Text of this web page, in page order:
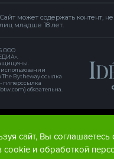
Сайт может содержать контент,
лиц младше 18 лет.
ООО
The Bytheway ссылка
- гиперссылка
обязательна.
сайт, Вы соглашаетесь
cookie и обработкой